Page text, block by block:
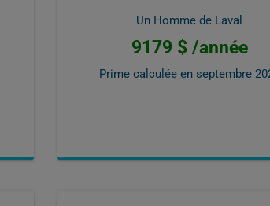
Un Homme de Laval
9179 $ /année
Prime calculée en septembre